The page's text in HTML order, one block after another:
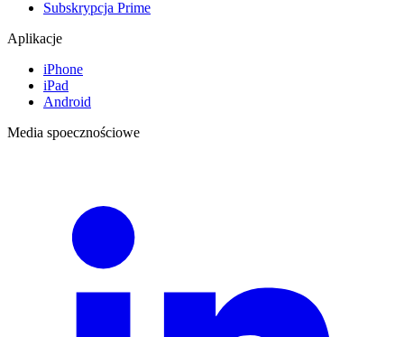
Subskrypcja Prime
Aplikacje
iPhone
iPad
Android
Media spoecznościowe